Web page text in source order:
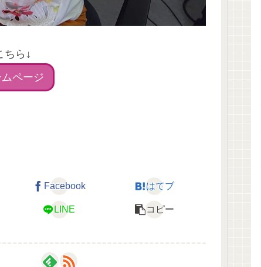
ちら↓
ページ
Facebook はてブ
LINE コピー